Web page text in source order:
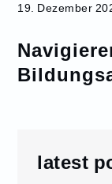
19. Dezember
latest